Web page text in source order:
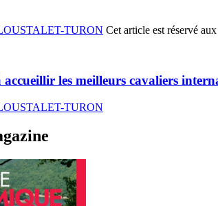
TURON Cet article est réservé
accueillir les meilleurs cavaliers
TURON